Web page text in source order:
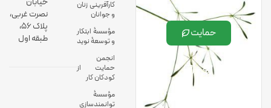
حمایت
کارآفرینی زنان
و جوانان
مؤسسۀ ابتکار
و توسعۀ نوید
انجمن
حمایت از
کودکان کار
مؤسسۀ
توانمندسازی
نصرت غربی،
پلاک 56،
طبقه اول